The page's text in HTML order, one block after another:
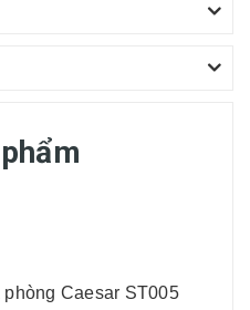
Caesar ST005